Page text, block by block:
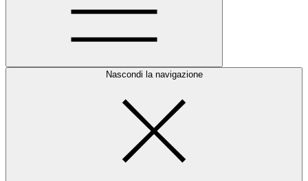
Nascondi la navigazione